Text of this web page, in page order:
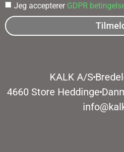
Jeg accepterer GDPR
KALK A/S
4660 Store Heddinge